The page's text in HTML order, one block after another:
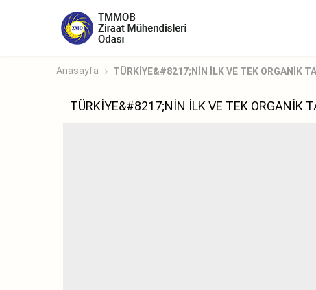
Anasayfa TÜRKİYE&#8217;NİN İLK VE TEK ORGANİK
TÜRKİYE&#8217;NİN İLK VE TEK ORGANİK